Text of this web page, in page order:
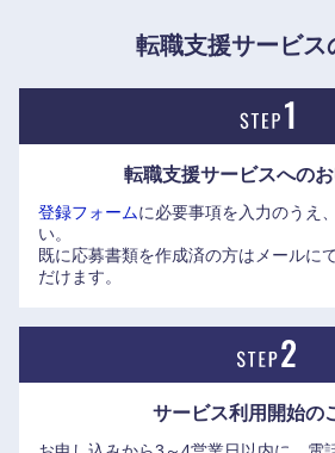
ような職種であっても、週休二日は保
日しか休みが取れない場合であっても
●残業も少なく、ワークライフバラン
転職支援サービス
転職支援サービスへの
登録フォームに必要事項を入力のうえ
い。
既に応募書類を作成済の方はメールに
だけます。
サービス利用開始の
鳥取県